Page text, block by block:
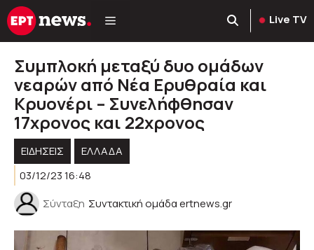
Μετάβαση
σε
Live TV
Συμπλοκή μεταξύ δυο ομάδων
νεαρών από Νέα Ερυθραία και
Κρυονέρι – Συνελήφθησαν
17χρονος και 22χρονος
ΕΙΔΗΣΕΙΣ
ΕΛΛΑΔΑ
03/12/23 16:48
Σύνταξη Συντακτική ομάδα ertnews.gr